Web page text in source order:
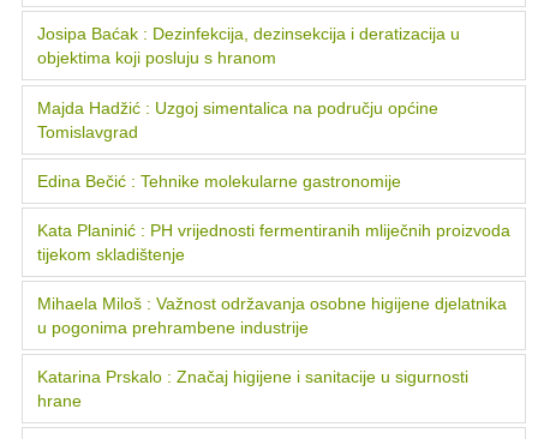
Josipa Baćak : Dezinfekcija, dezinsekcija i deratizacija u
objektima koji posluju s hranom
Majda Hadžić : Uzgoj simentalica na području općine
Tomislavgrad
Edina Bečić : Tehnike molekularne gastronomije
Kata Planinić : PH vrijednosti fermentiranih mliječnih proizvoda
tijekom skladištenje
Mihaela Miloš : Važnost održavanja osobne higijene djelatnika
u pogonima prehrambene industrije
Katarina Prskalo : Značaj higijene i sanitacije u sigurnosti
hrane